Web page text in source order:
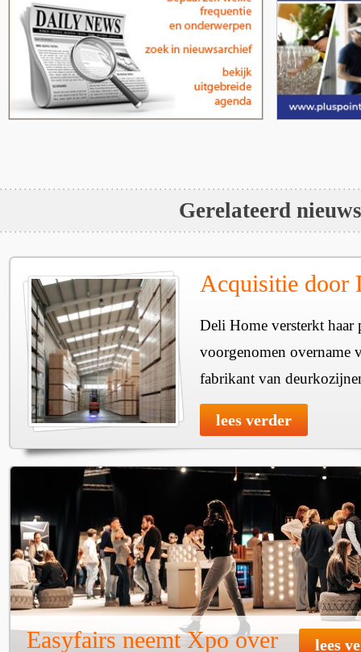
Gerelateerd nieuws
Acquisitie door
Deli Home versterkt haar
voorgenomen overname
fabrikant van
lees verder
Easyfairs neemt Xpo over lees